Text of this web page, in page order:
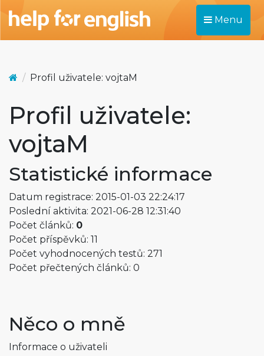
Menu
Profil uživatele: vojtaM
Profil uživatele:
vojtaM
Statistické informace
Datum registrace: 2015-01-03 22:24:17
Poslední aktivita: 2021-06-28 12:31:40
Počet článků: 0
Počet příspěvků: 11
Počet vyhodnocených testů: 271
Počet přečtených článků: 0
Něco o mně
Informace o uživateli